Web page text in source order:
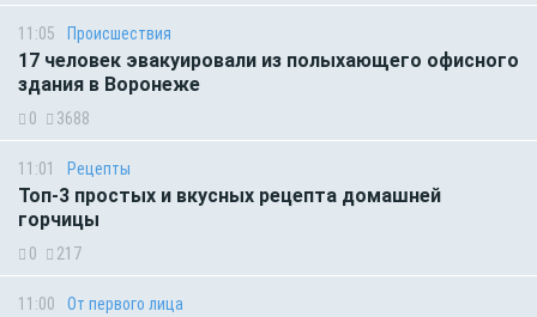
11:05 Происшествия
17 человек эвакуировали из полыхающего офисного
здания в Воронеже
0 3688
11:01 Рецепты
Топ-3 простых и вкусных рецепта домашней
горчицы
0 217
11:00 От первого лица